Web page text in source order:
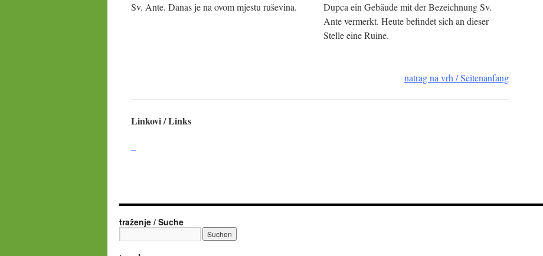
Sv. Ante. Danas je na ovom mjestu ruševina.
Dupca ein Gebäude mit der Bezeichnung Sv.
Ante vermerkt. Heute befindet sich an dieser
Stelle eine Ruine.
natrag na vrh / Seitenanfang
Linkovi / Links
–
traženje / Suche